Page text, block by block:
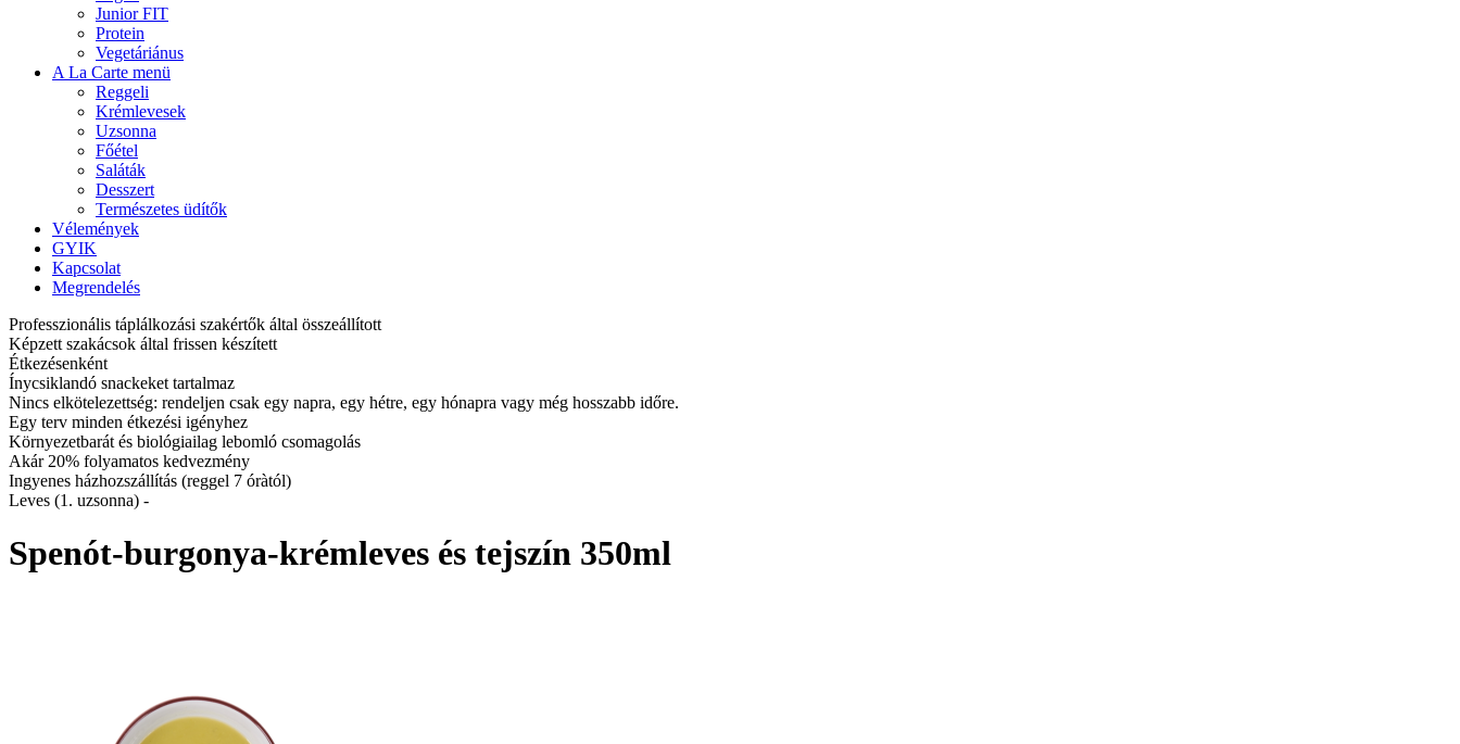
Junior FIT
Protein
Vegetáriánus
A La Carte menü
Reggeli
Krémlevesek
Uzsonna
Főétel
Saláták
Desszert
Természetes üdítők
Vélemények
GYIK
Kapcsolat
Megrendelés
Professzionális táplálkozási szakértők által összeállított
Képzett szakácsok által frissen készített
Étkezésenként
Ínycsiklandó snackeket tartalmaz
Nincs elkötelezettség: rendeljen csak egy napra, egy hétre, egy hónapra vagy még hosszabb időre.
Egy terv minden étkezési igényhez
Környezetbarát és biológiailag lebomló csomagolás
Akár 20% folyamatos kedvezmény
Ingyenes házhozszállítás (reggel 7 óràtól)
Leves (1. uzsonna) -
Spenót-burgonya-krémleves és tejszín 350ml